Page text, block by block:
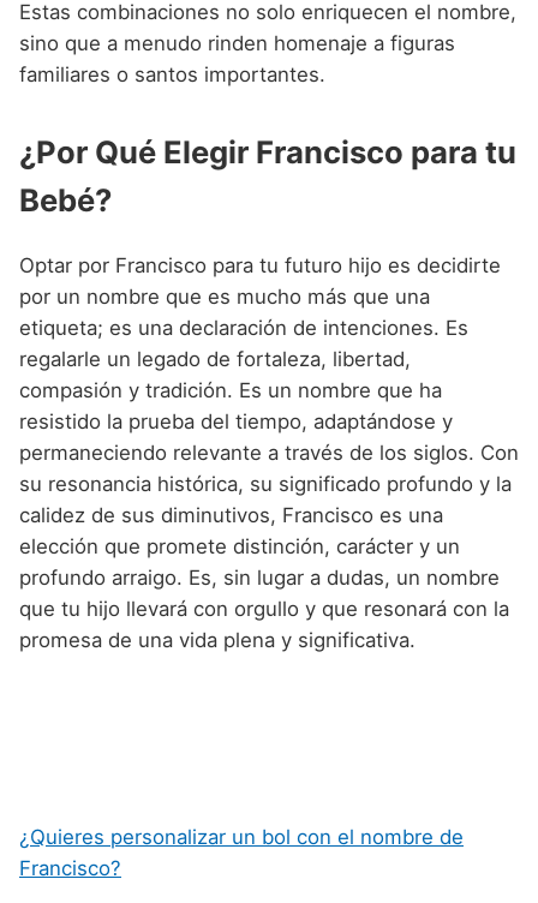
Estas combinaciones no solo enriquecen el nombre,
sino que a menudo rinden homenaje a figuras
familiares o santos importantes.
¿Por Qué Elegir Francisco para tu
Bebé?
Optar por Francisco para tu futuro hijo es decidirte
por un nombre que es mucho más que una
etiqueta; es una declaración de intenciones. Es
regalarle un legado de fortaleza, libertad,
compasión y tradición. Es un nombre que ha
resistido la prueba del tiempo, adaptándose y
permaneciendo relevante a través de los siglos. Con
su resonancia histórica, su significado profundo y la
calidez de sus diminutivos, Francisco es una
elección que promete distinción, carácter y un
profundo arraigo. Es, sin lugar a dudas, un nombre
que tu hijo llevará con orgullo y que resonará con la
promesa de una vida plena y significativa.
¿Quieres personalizar un bol con el nombre de
Francisco?